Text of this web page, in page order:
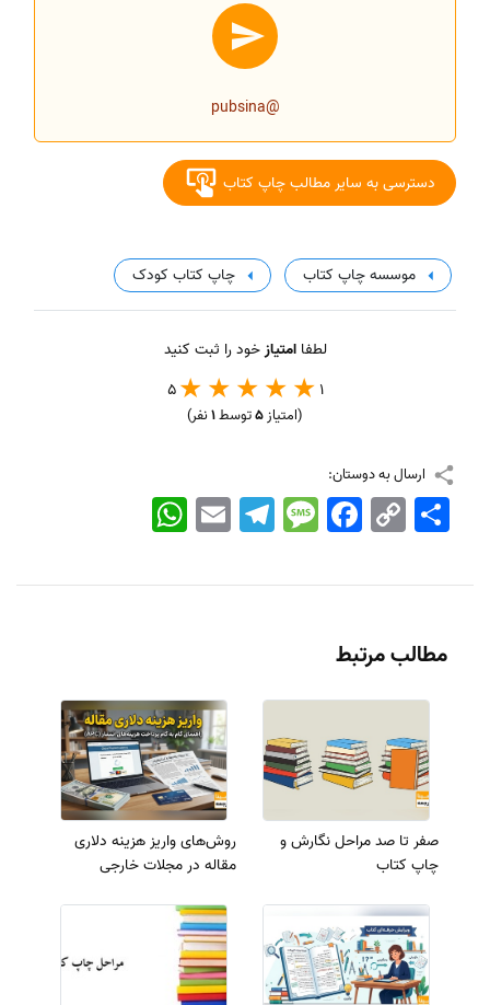
@pubsina
دسترسی به سایر مطالب چاپ کتاب
موسسه چاپ کتاب چاپ کتاب کودک
لطفاامتیازخود را ثبت کنید
1
5
(امتیاز5توسط1نفر)
ارسال به دوستان:
WhatsApp EmailTelegramMessageFacebook Copy
Link
اشتراک
مطالب مرتبط
صفر تا صد مراحل نگارش و
چاپ کتاب
روش‌های واریز هزینه دلاری
مقاله در مجلات خارجی